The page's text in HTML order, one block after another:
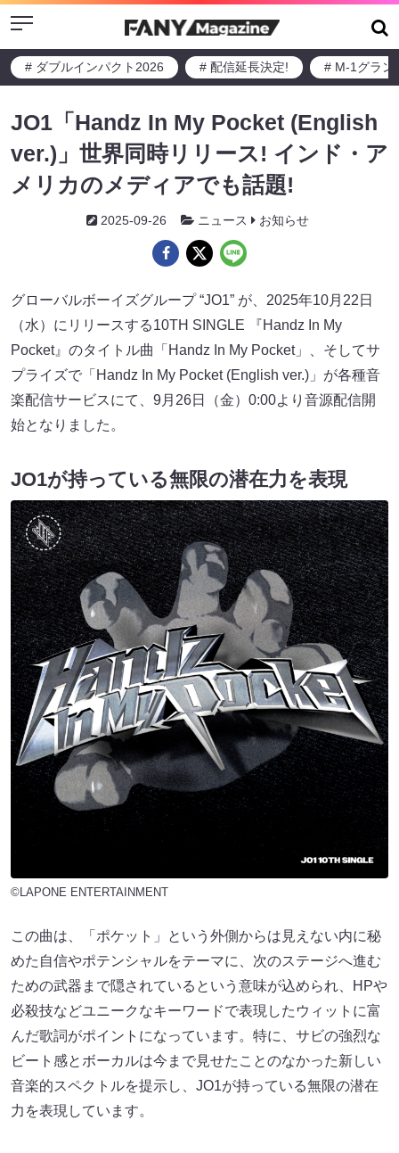
Menu
# ダブルインパクト2026 # 配信延長決定! # M-1グラン
JO1「Handz In My Pocket (English
ver.)」世界同時リリース! インド・ア
メリカのメディアでも話題!
2025-09-26 ニュース お知らせ
グローバルボーイズグループ “JO1” が、2025年10月22日
（水）にリリースする10TH SINGLE 『Handz In My
Pocket』のタイトル曲「Handz In My Pocket」、そしてサ
プライズで「Handz In My Pocket (English ver.)」が各種⾳
楽配信サービスにて、9月26日（金）0:00より⾳源配信開
始となりました。
JO1が持っている無限の潜在力を表現
©LAPONE ENTERTAINMENT
この曲は、「ポケット」という外側からは見えない内に秘
めた自信やポテンシャルをテーマに、次のステージへ進む
ための武器まで隠されているという意味が込められ、HPや
必殺技などユニークなキーワードで表現したウィットに富
んだ歌詞がポイントになっています。特に、サビの強烈な
ビート感とボーカルは今まで見せたことのなかった新しい
音楽的スペクトルを提示し、JO1が持っている無限の潜在
力を表現しています。